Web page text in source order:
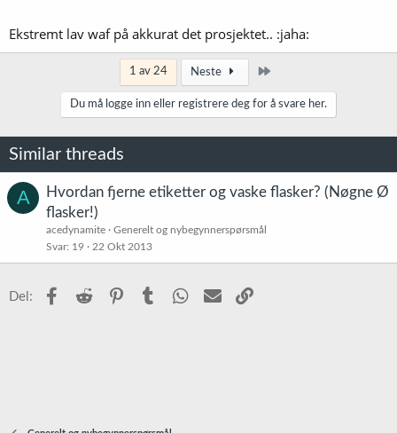
Ekstremt lav waf på akkurat det prosjektet.. :jaha:
1 av 24 Neste
Du må logge inn eller registrere deg for å svare her.
Similar threads
A
Hvordan fjerne etiketter og vaske flasker? (Nøgne Ø
flasker!)
acedynamite
Generelt og nybegynnerspørsmål
Svar 19 22 Okt 2013
Del: Facebook
Reddit PinterestTumblr WhatsApp
E-post